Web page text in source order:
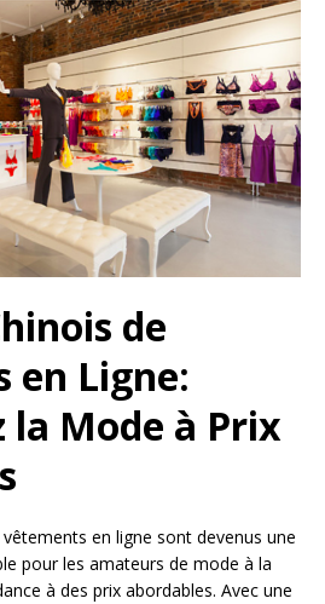
de
en Ligne:
la Mode à Prix
en ligne sont devenus une
pour les amateurs de mode à la
à des prix abordables. Avec une